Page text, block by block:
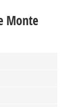
Monte